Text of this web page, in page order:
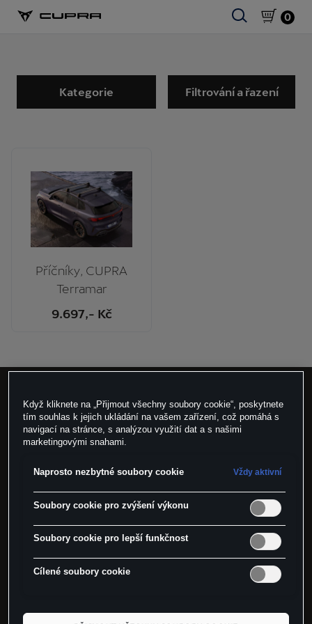
0
Kategorie Filtrování a řazení
Příčníky, CUPRA
Terramar
9.697,- Kč
Nakupujte jednoduše
Doprava ZDARMA
Vrácení zboží
pouze na území ČR
Když kliknete na „Přijmout všechny soubory cookie“, poskytnete
tím souhlas k jejich ukládání na vašem zařízení, což pomáhá s
navigací na stránce, s analýzou využití dat a s našimi
marketingovými snahami.
Naprosto nezbytné soubory cookie Vždy aktivní
Soubory cookie pro zvýšení výkonu
Soubory cookie pro lepší funkčnost
Cílené soubory cookie